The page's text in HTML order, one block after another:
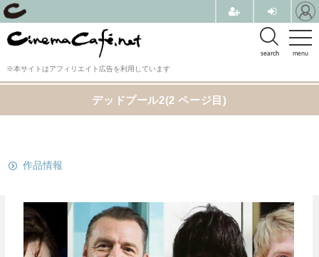
menu
search
※本サイトはアフィリエイト広告を利用しています
デッドプール2(2 ページ目)
作品情報